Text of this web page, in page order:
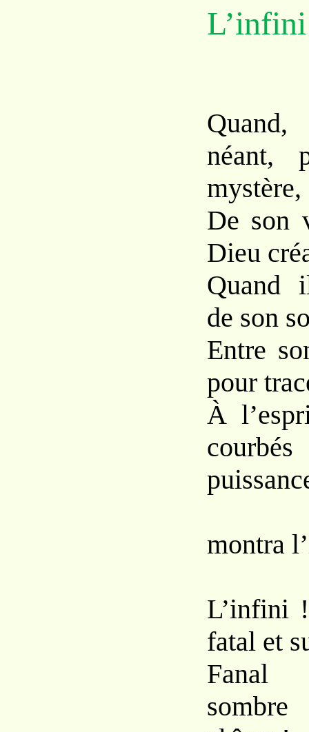
L’infini
Quand,
néant,
mystère,
De son
Dieu
Quand
de son
Entre
pour
À
montra
L’infini
fatal et
Fanal